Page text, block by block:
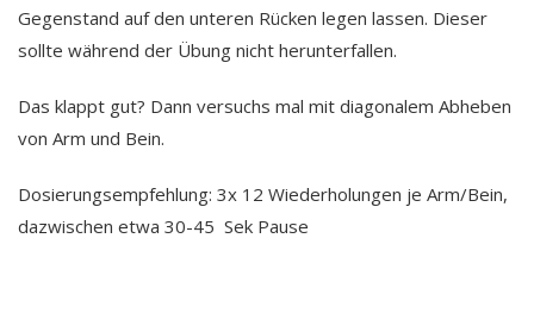
Gegenstand auf den unteren Rücken legen lassen. Dieser
sollte während der Übung nicht herunterfallen.
Das klappt gut? Dann versuchs mal mit diagonalem Abheben
von Arm und Bein.
Dosierungsempfehlung: 3x 12 Wiederholungen je Arm/Bein,
dazwischen etwa 30-45 Sek Pause